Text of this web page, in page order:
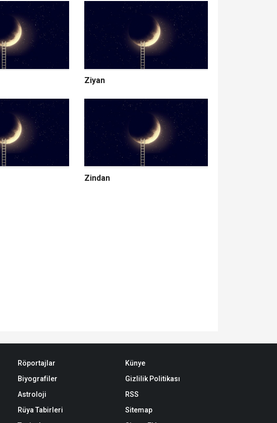
Ziyan
Zindan
Röportajlar
Biyografiler
Astroloji
Rüya Tabirleri
Künye
Gizlilik Politikası
RSS
Sitemap